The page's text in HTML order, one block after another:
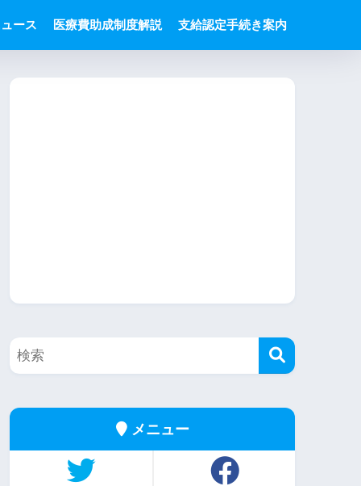
ース 医療費助成制度解説 支給認定手続き案内
メニュー